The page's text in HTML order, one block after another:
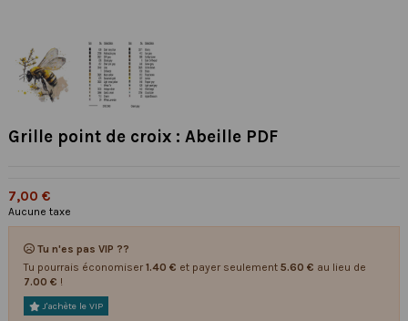
Grille point de croix : Abeille PDF
7,00 €
Aucune taxe
Tu n'es pas VIP ??
Tu pourrais économiser 1.40 € et payer seulement 5.60 € au lieu de
7.00 € !
J'achète le VIP